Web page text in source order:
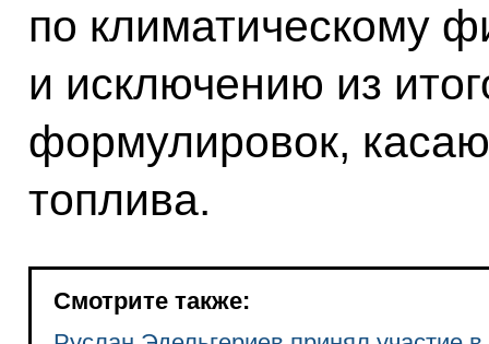
по климатическому
и исключению из
формулировок,
топлива.
Смотрите также: